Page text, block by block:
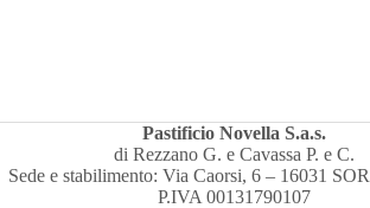
Pastificio Novella S.a.s.
di Rezzano G. e Cavassa P. e C.
Sede e stabilimento: Via Caorsi, 6 – 16031
P.IVA 00131790107